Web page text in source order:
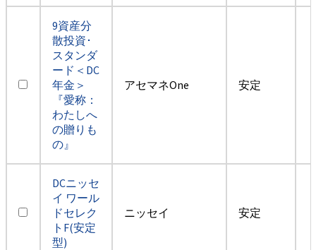
9資産分
散投資･
スタンダ
ード＜DC
年金＞
『愛称：
わたしへ
の贈りも
の』
アセマネOne 安定
DCニッセ
イ ワール
ドセレク
トF(安定
型)
ニッセイ 安定